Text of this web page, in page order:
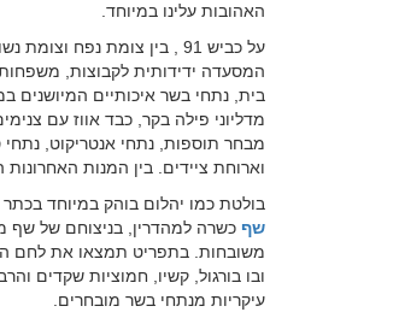
האהובות עלינו במיוחד.
על כביש 91 , בין צומת נפח וצומת נשוט , תמצאו את מסעדת
המסעדה ידידותית לקבוצות,
בית, נתחי בשר איכותיים המיושנים
מדליוני פילה בקר, כבד אווז עם
מבחר תוספות, נתחי אנטריקוט, נתחי
וארוחת ציידים. בין המנות
בולטת כמו יהלום בוהק במיוחד
שף כשרה למהדרין, בניצוחם של שף
משובחות. בתפריט תמצאו את לחם
ובו בורגול, קשיו, חמוציות שקדים
עיקריות מנתחי בשר מובחרים.